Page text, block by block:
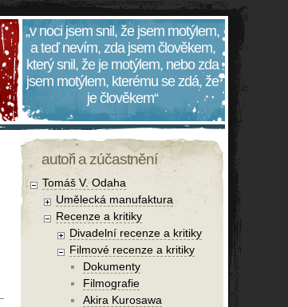
„v noci jsem snil, že jsem motýlem,
a teď nevím, zda jsem člověkem,
který snil, že je motýlem, nebo zda
jsem motýlem, kterému se zdá, že
je člověkem“
autoři a zúčastnění
Tomáš V. Odaha
Umělecká manufaktura
Recenze a kritiky
Divadelní recenze a kritiky
Filmové recenze a kritiky
Dokumenty
Filmografie
Akira Kurosawa